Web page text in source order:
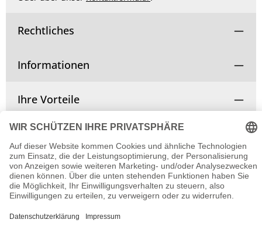
Rechtliches
Informationen
Ihre Vorteile
Vertrag widerrufen